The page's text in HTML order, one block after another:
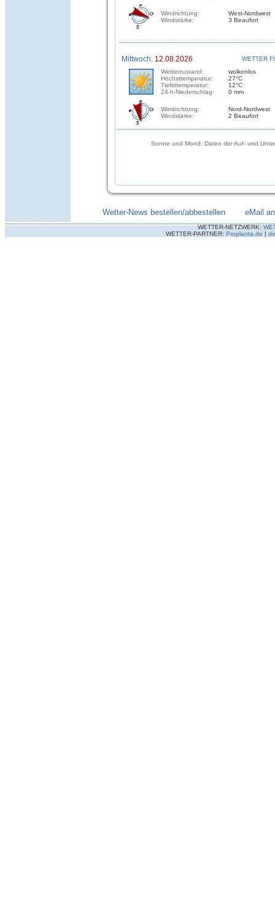
Windrichtung:
Windstärke:
West-Nordwest
3 Beaufort
Mittwoch, 12.08.2026
WETTER
Wetterzustand:
Höchsttemperatur:
Tiefsttemperatur:
24-h-Niederschlag:
wolkenlos
27°C
12°C
0 mm
Windrichtung:
Windstärke:
Nord-Nordwest
2 Beaufort
Sonne und Mond: Daten der Auf- und
Wetter-News bestellen/abbestellen eMail
WETTER-NETZWERK:
WETTER-PARTNER: Proplanta.de |